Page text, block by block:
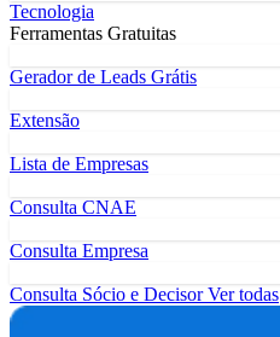
Tecnologia
Ferramentas Gratuitas
Gerador de Leads Grátis
Extensão
Lista de Empresas
Consulta CNAE
Consulta Empresa
Consulta Sócio e DecisorVer todas